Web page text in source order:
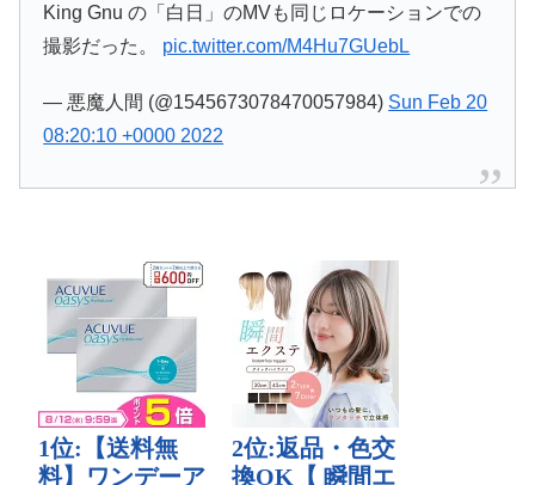
King Gnu の「白日」のMVも同じロケーションでの
撮影だった。 pic.twitter.com/M4Hu7GUebL
— 悪魔人間 (@1545673078470057984) Sun Feb 20
08:20:10 +0000 2022